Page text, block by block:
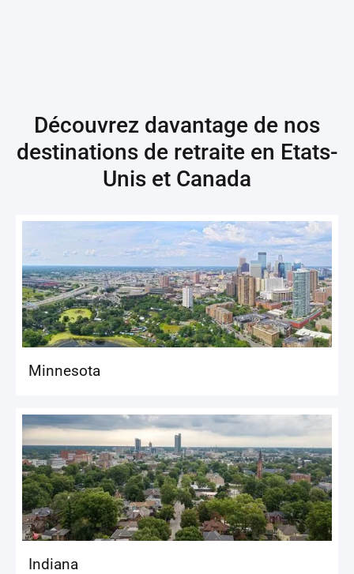
Découvrez davantage de nos
destinations de retraite en Etats-
Unis et Canada
Minnesota
Indiana